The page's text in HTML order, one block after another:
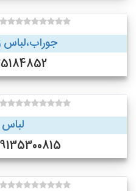
09135300815 (بندر